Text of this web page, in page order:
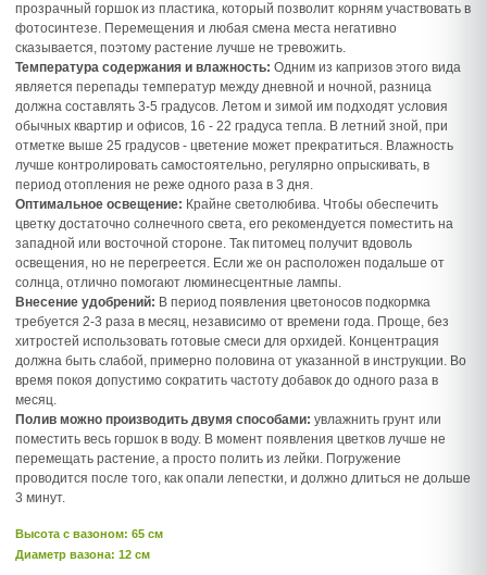
прозрачный горшок из пластика, который позволит корням участвовать в
фотосинтезе. Перемещения и любая смена места негативно
сказывается, поэтому растение лучше не тревожить.
Температура содержания и влажность: Одним из капризов этого вида
является перепады температур между дневной и ночной, разница
должна составлять 3-5 градусов. Летом и зимой им подходят условия
обычных квартир и офисов, 16 - 22 градуса тепла. В летний зной, при
отметке выше 25 градусов - цветение может прекратиться. Влажность
лучше контролировать самостоятельно, регулярно опрыскивать, в
период отопления не реже одного раза в 3 дня.
Оптимальное освещение: Крайне светолюбива. Чтобы обеспечить
цветку достаточно солнечного света, его рекомендуется поместить на
западной или восточной стороне. Так питомец получит вдоволь
освещения, но не перегреется. Если же он расположен подальше от
солнца, отлично помогают люминесцентные лампы.
Внесение удобрений: В период появления цветоносов подкормка
требуется 2-3 раза в месяц, независимо от времени года. Проще, без
хитростей использовать готовые смеси для орхидей. Концентрация
должна быть слабой, примерно половина от указанной в инструкции. Во
время покоя допустимо сократить частоту добавок до одного раза в
месяц.
Полив можно производить двумя способами: увлажнить грунт или
поместить весь горшок в воду. В момент появления цветков лучше не
перемещать растение, а просто полить из лейки. Погружение
проводится после того, как опали лепестки, и должно длиться не дольше
3 минут.
Высота c вазоном: 65 см
Диаметр вазона: 12 см